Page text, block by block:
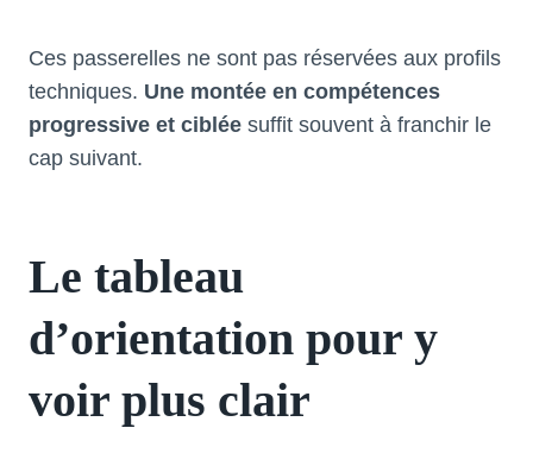
Ces passerelles ne sont pas réservées aux profils
techniques. Une montée en compétences
progressive et ciblée suffit souvent à franchir le
cap suivant.
Le tableau
d’orientation pour y
voir plus clair